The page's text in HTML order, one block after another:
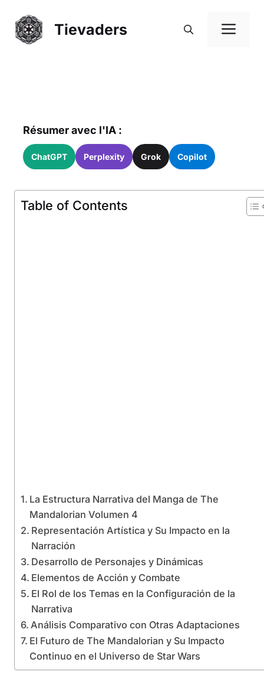
contenido
Tievaders
Résumer avec l'IA :
ChatGPT Perplexity Grok Copilot
Table of Contents
La Estructura Narrativa del Manga de The
Mandalorian Volumen 4
Representación Artística y Su Impacto en la
Narración
Desarrollo de Personajes y Dinámicas
Elementos de Acción y Combate
El Rol de los Temas en la Configuración de la
Narrativa
Análisis Comparativo con Otras Adaptaciones
El Futuro de The Mandalorian y Su Impacto
Continuo en el Universo de Star Wars